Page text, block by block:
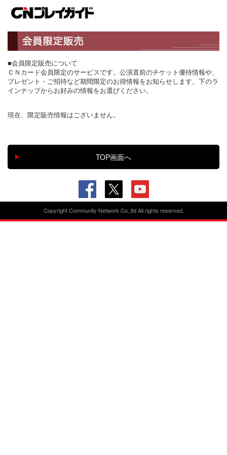
■会員限定販売について
ＣＮカード会員限定のサービスです。公演直前のチケット優待情報や、
プレゼント・ご招待など期間限定のお得情報をお知らせします。下のラ
インナップからお好みの情報をお選びください。
現在、限定販売情報はございません。
Copyright Community Network Co.,ltd All rights reserved.